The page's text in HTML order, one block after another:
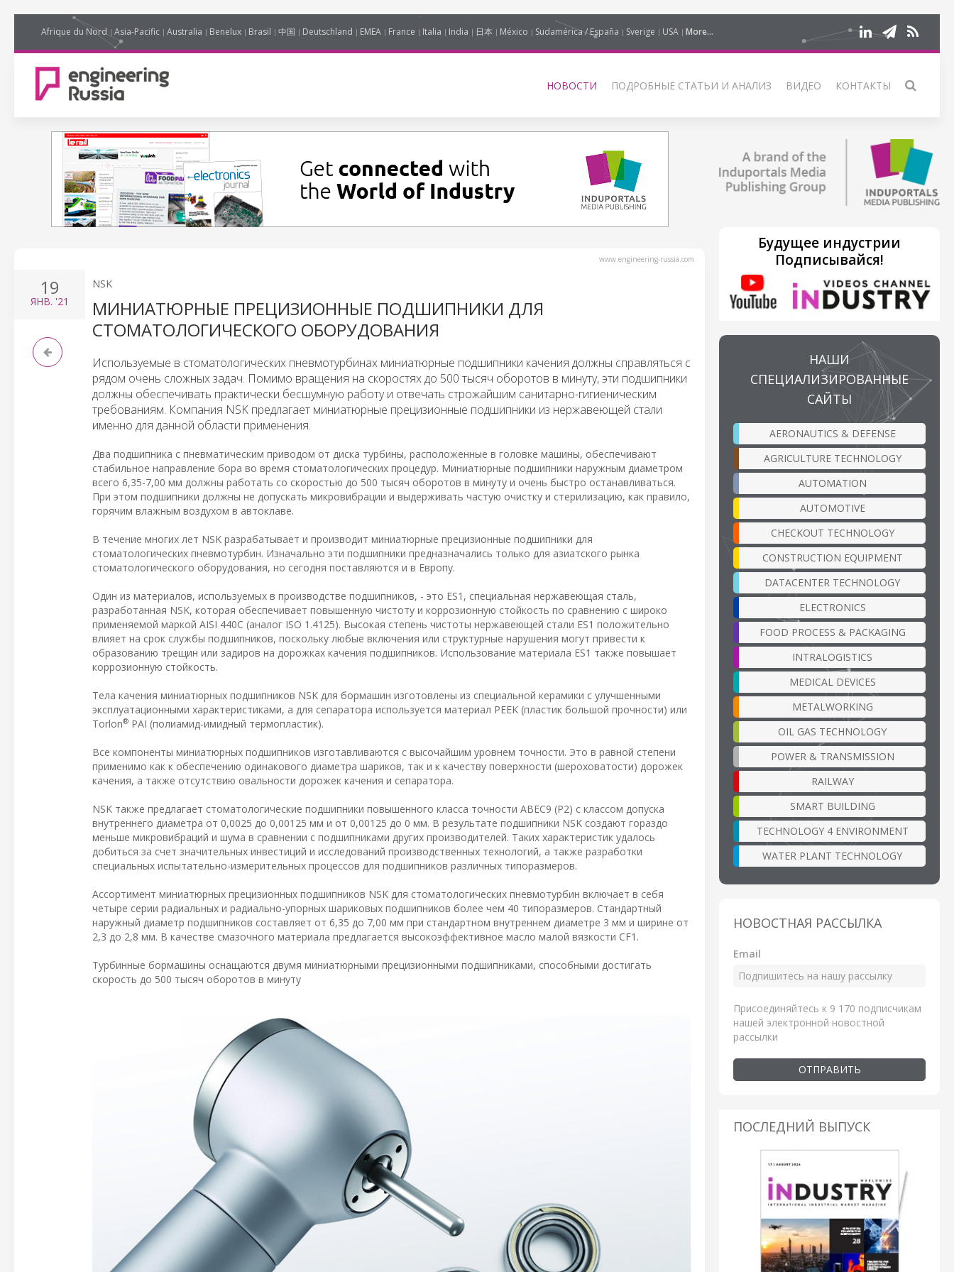
Afrique du Nord Asia-Pacific Australia Benelux Brasil 中国 Deutschland EMEA France Italia India 日本 México Sudamérica / España Sverige USA More...
НОВОСТИ ПОДРОБНЫЕ СТАТЬИ И АНАЛИЗ ВИДЕО КОНТАКТЫ
www.engineering-russia.com
19
ЯНВ. '21
NSK
МИНИАТЮРНЫЕ ПРЕЦИЗИОННЫЕ ПОДШИПНИКИ ДЛЯ
СТОМАТОЛОГИЧЕСКОГО ОБОРУДОВАНИЯ
Используемые в стоматологических пневмотурбинах миниатюрные подшипники качения должны справляться с
рядом очень сложных задач. Помимо вращения на скоростях до 500 тысяч оборотов в минуту, эти подшипники
должны обеспечивать практически бесшумную работу и отвечать строжайшим санитарно-гигиеническим
требованиям. Компания NSK предлагает миниатюрные прецизионные подшипники из нержавеющей стали
именно для данной области применения.
Два подшипника с пневматическим приводом от диска турбины, расположенные в головке машины, обеспечивают
стабильное направление бора во время стоматологических процедур. Миниатюрные подшипники наружным диаметром
всего 6,35-7,00 мм должны работать со скоростью до 500 тысяч оборотов в минуту и очень быстро останавливаться.
При этом подшипники должны не допускать микровибрации и выдерживать частую очистку и стерилизацию, как правило,
горячим влажным воздухом в автоклаве.
В течение многих лет NSK разрабатывает и производит миниатюрные прецизионные подшипники для
стоматологических пневмотурбин. Изначально эти подшипники предназначались только для азиатского рынка
стоматологического оборудования, но сегодня поставляются и в Европу.
Один из материалов, используемых в производстве подшипников, - это ES1, специальная нержавеющая сталь,
разработанная NSK, которая обеспечивает повышенную чистоту и коррозионную стойкость по сравнению с широко
применяемой маркой AISI 440C (аналог ISO 1.4125). Высокая степень чистоты нержавеющей стали ES1 положительно
влияет на срок службы подшипников, поскольку любые включения или структурные нарушения могут привести к
образованию трещин или задиров на дорожках качения подшипников. Использование материала ES1 также повышает
коррозионную стойкость.
Тела качения миниатюрных подшипников NSK для бормашин изготовлены из специальной керамики с улучшенными
эксплуатационными характеристиками, а для сепаратора используется материал PEEK (пластик большой прочности) или
Torlon® PAI (полиамид-имидный термопластик).
Все компоненты миниатюрных подшипников изготавливаются с высочайшим уровнем точности. Это в равной степени
применимо как к обеспечению одинакового диаметра шариков, так и к качеству поверхности (шероховатости) дорожек
качения, а также отсутствию овальности дорожек качения и сепаратора.
NSK также предлагает стоматологические подшипники повышенного класса точности ABEC9 (P2) с классом допуска
внутреннего диаметра от 0,0025 до 0,00125 мм и от 0,00125 до 0 мм. В результате подшипники NSK создают гораздо
меньше микровибраций и шума в сравнении с подшипниками других производителей. Таких характеристик удалось
добиться за счет значительных инвестиций и исследований производственных технологий, а также разработки
специальных испытательно-измерительных процессов для подшипников различных типоразмеров.
Ассортимент миниатюрных прецизионных подшипников NSK для стоматологических пневмотурбин включает в себя
четыре серии радиальных и радиально-упорных шариковых подшипников более чем 40 типоразмеров. Стандартный
наружный диаметр подшипников составляет от 6,35 до 7,00 мм при стандартном внутреннем диаметре 3 мм и ширине от
2,3 до 2,8 мм. В качестве смазочного материала предлагается высокоэффективное масло малой вязкости CF1.
Турбинные бормашины оснащаются двумя миниатюрными прецизионными подшипниками, способными достигать
скорость до 500 тысяч оборотов в минуту
Будущее индустрии
Подписывайся!
НАШИ
СПЕЦИАЛИЗИРОВАННЫЕ
САЙТЫ
AERONAUTICS & DEFENSE
AGRICULTURE TECHNOLOGY
AUTOMATION
AUTOMOTIVE
CHECKOUT TECHNOLOGY
CONSTRUCTION EQUIPMENT
DATACENTER TECHNOLOGY
ELECTRONICS
FOOD PROCESS & PACKAGING
INTRALOGISTICS
MEDICAL DEVICES
METALWORKING
OIL GAS TECHNOLOGY
POWER & TRANSMISSION
RAILWAY
SMART BUILDING
TECHNOLOGY 4 ENVIRONMENT
WATER PLANT TECHNOLOGY
НОВОСТНАЯ РАССЫЛКА
Email
Присоединяйтесь к 9 170 подписчикам
нашей электронной новостной
рассылки
ОТПРАВИТЬ
ПОСЛЕДНИЙ ВЫПУСК